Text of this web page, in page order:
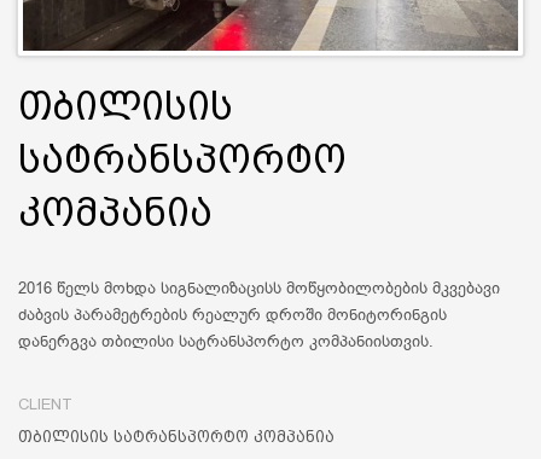
თბილისის
სატრანსპორტო
კომპანია
2016 წელს მოხდა სიგნალიზაცისს მოწყობილობების მკვებავი
ძაბვის პარამეტრების რეალურ დროში მონიტორინგის
დანერგვა თბილისი სატრანსპორტო კომპანიისთვის.
CLIENT
თბილისის სატრანსპორტო კომპანია